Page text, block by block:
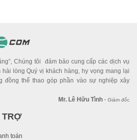
Chúng tôi đảm bảo cung cấp các dịch vụ
lòng Quý vị khách hàng, hy vọng mang lại
đồng thể thao góp phần vào sự nghiệp xây
Mr. Lê Hữu Tình - Giám đốc
TRỢ
toán